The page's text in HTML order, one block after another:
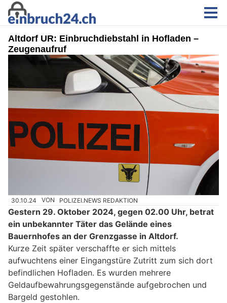
Altdorf UR: Einbruchdiebstahl in Hofladen –
Zeugenaufruf
30.10.24 VON POLIZEI.NEWS REDAKTION
Gestern 29. Oktober 2024, gegen 02.00 Uhr, betrat
ein unbekannter Täter das Gelände eines
Bauernhofes an der Grenzgasse in Altdorf.
Kurze Zeit später verschaffte er sich mittels
aufwuchtens einer Eingangstüre Zutritt zum sich dort
befindlichen Hofladen. Es wurden mehrere
Geldaufbewahrungsgegenstände aufgebrochen und
Bargeld gestohlen.